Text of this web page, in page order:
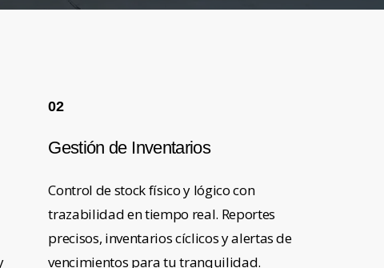
02
Gestión de Inventarios
Control de stock físico y lógico con
trazabilidad en tiempo real. Reportes
precisos, inventarios cíclicos y alertas de
vencimientos para tu tranquilidad.